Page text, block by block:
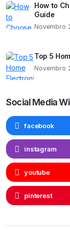
How to
Guide
Novembro
Top 5
Novembro
Social Media
facebook
instagram
youtube
pinterest